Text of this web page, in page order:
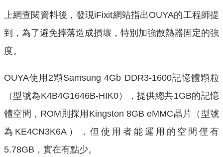
上網查閱資料後，發現iFixit網站指出OUYA的工程師提
到，為了避免摔落造成損壞，特別加強散熱器固定的強
度。
OUYA使用2顆Samsung 4Gb DDR3-1600記憶體顆粒
（型號為K4B4G1646B-HIK0），提供總共1GB的記憶
體空間，ROM則採用Kingston 8GB eMMC晶片（型號
為KE4CN3K6A），但使用者能運用的空間僅有
5.78GB，實在有點少。